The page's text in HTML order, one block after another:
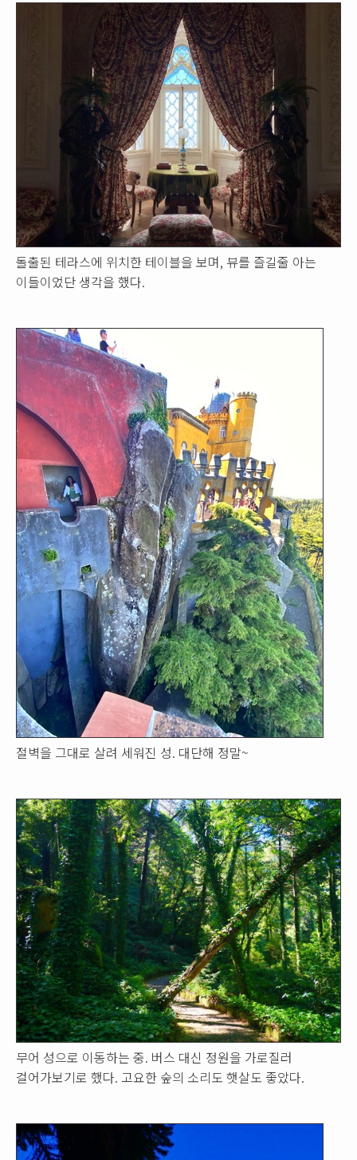
돌출된 테라스에 위치한 테이블을 보며, 뷰를 즐길줄 아는
이들이었단 생각을 했다.
절벽을 그대로 살려 세워진 성. 대단해 정말~
무어 성으로 이동하는 중. 버스 대신 정원을 가로질러
걸어가보기로 했다. 고요한 숲의 소리도 햇살도 좋았다.